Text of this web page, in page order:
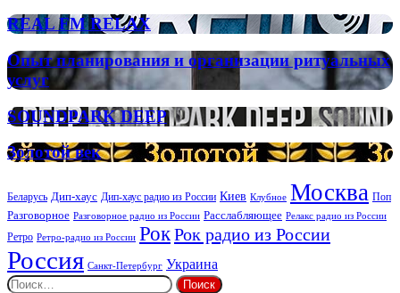
LIGHTS
REAL
FM
RELAX
REAL FM RELAX
Опыт
планирования
и
организации
ритуальных
Опыт планирования и организации ритуальных
услуг
SOUNDPARK
DEEP
SOUNDPARK DEEP
Золотой
век
Золотой век
Беларусь Дип-хаус Дип-хаус радио из России Киев Клубное Москва Поп
Разговорное Разговорное радио из России Расслабляющее Релакс радио из России
Ретро Ретро-радио из России РокРок радио из России
Россия Санкт-Петербург Украина
Найти: